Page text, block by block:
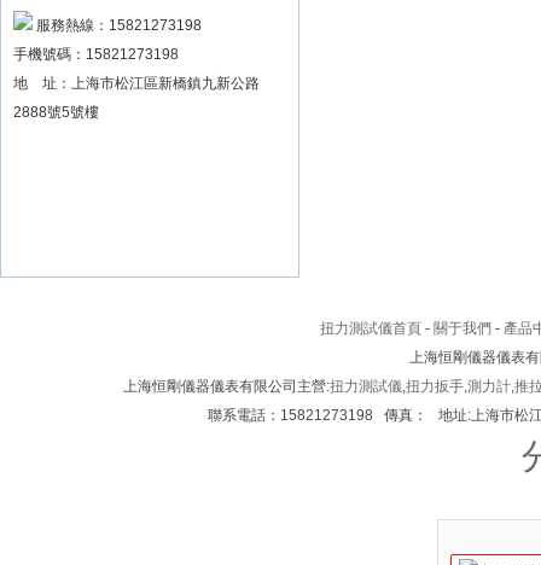
扳手數據可顯示品牌
服務熱線：15821273198
手機號碼：15821273198
地 址：上海市松江區新橋鎮九新公路
2888號5號樓
扭力測試儀首頁 - 關于我們 - 產品
上海恒剛儀器儀表
上海恒剛儀器儀表有限公司主營:扭力測試儀,扭力扳手,測力計,推
聯系電話：15821273198 傳真： 地址:上海市松